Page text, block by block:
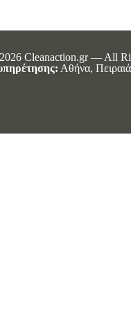
Cleanaction.gr — All
Αθήνα,